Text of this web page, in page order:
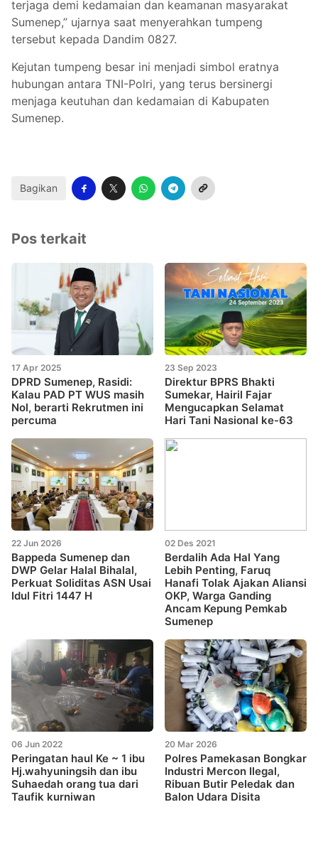
terjaga demi kedamaian dan keamanan masyarakat
Sumenep,” ujarnya saat menyerahkan tumpeng
tersebut kepada Dandim 0827.
Kejutan tumpeng besar ini menjadi simbol eratnya
hubungan antara TNI-Polri, yang terus bersinergi
menjaga keutuhan dan kedamaian di Kabupaten
Sumenep.
Bagikan
Pos terkait
17 Apr 2025
DPRD Sumenep, Rasidi:
Kalau PAD PT WUS masih
Nol, berarti Rekrutmen ini
percuma
23 Sep 2023
Direktur BPRS Bhakti
Sumekar, Hairil Fajar
Mengucapkan Selamat
Hari Tani Nasional ke-63
22 Jun 2026
Bappeda Sumenep dan
DWP Gelar Halal Bihalal,
Perkuat Soliditas ASN Usai
Idul Fitri 1447 H
02 Des 2021
Berdalih Ada Hal Yang
Lebih Penting, Faruq
Hanafi Tolak Ajakan Aliansi
OKP, Warga Ganding
Ancam Kepung Pemkab
Sumenep
06 Jun 2022
Peringatan haul Ke ~ 1 ibu
Hj.wahyuningsih dan ibu
Suhaedah orang tua dari
Taufik kurniwan
20 Mar 2026
Polres Pamekasan Bongkar
Industri Mercon Ilegal,
Ribuan Butir Peledak dan
Balon Udara Disita